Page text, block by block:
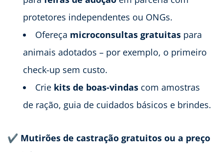
protetores independentes ou ONGs.
Ofereça microconsultas gratuitas para
animais adotados – por exemplo, o primeiro
check-up sem custo.
Crie kits de boas-vindas com amostras
de ração, guia de cuidados básicos e brindes.
✔ Mutirões de castração gratuitos ou a preço